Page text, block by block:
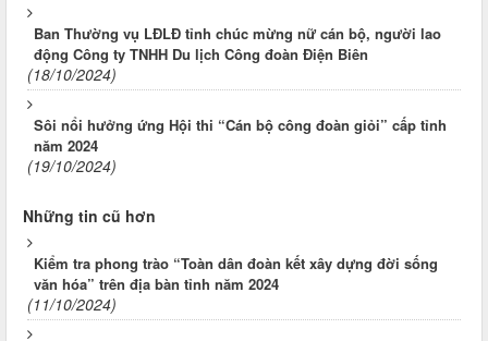
Ban Thường vụ LĐLĐ tỉnh chúc mừng nữ cán bộ, người lao
động Công ty TNHH Du lịch Công đoàn Điện Biên
(18/10/2024)
Sôi nổi hưởng ứng Hội thi “Cán bộ công đoàn giỏi” cấp tỉnh
năm 2024
(19/10/2024)
Những tin cũ hơn
Kiểm tra phong trào “Toàn dân đoàn kết xây dựng đời sống
văn hóa” trên địa bàn tỉnh năm 2024
(11/10/2024)